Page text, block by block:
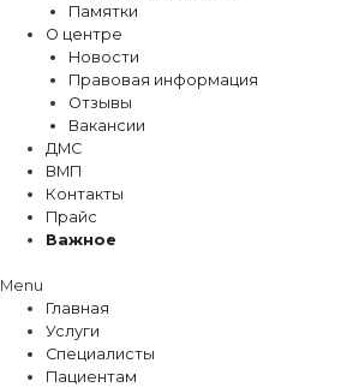
Памятки
О центре
Новости
Правовая информация
Отзывы
Вакансии
ДМС
ВМП
Контакты
Прайс
Важное
Menu
Главная
Услуги
Специалисты
Пациентам